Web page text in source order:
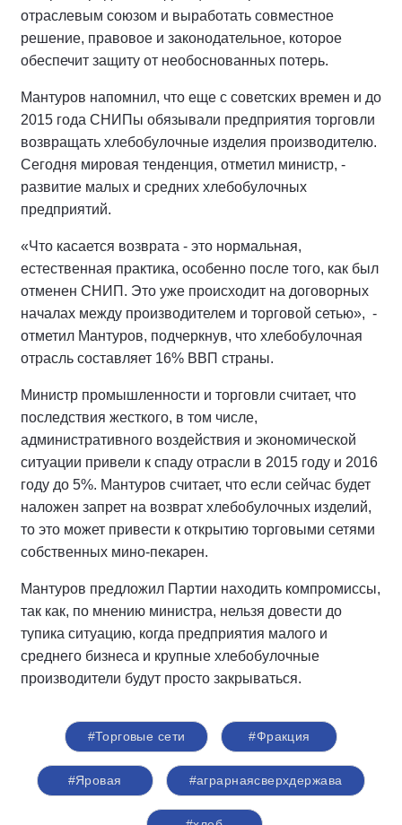
отраслевым союзом и выработать совместное
решение, правовое и законодательное, которое
обеспечит защиту от необоснованных потерь.
Мантуров напомнил, что еще с советских времен и до
2015 года СНИПы обязывали предприятия торговли
возвращать хлебобулочные изделия производителю.
Сегодня мировая тенденция, отметил министр, -
развитие малых и средних хлебобулочных
предприятий.
«Что касается возврата - это нормальная,
естественная практика, особенно после того, как был
отменен СНИП. Это уже происходит на договорных
началах между производителем и торговой сетью», -
отметил Мантуров, подчеркнув, что хлебобулочная
отрасль составляет 16% ВВП страны.
Министр промышленности и торговли считает, что
последствия жесткого, в том числе,
административного воздействия и экономической
ситуации привели к спаду отрасли в 2015 году и 2016
году до 5%. Мантуров считает, что если сейчас будет
наложен запрет на возврат хлебобулочных изделий,
то это может привести к открытию торговыми сетями
собственных мино-пекарен.
Мантуров предложил Партии находить компромиссы,
так как, по мнению министра, нельзя довести до
тупика ситуацию, когда предприятия малого и
среднего бизнеса и крупные хлебобулочные
производители будут просто закрываться.
#Торговые сети #Фракция
#Яровая #аграрнаясверхдержава